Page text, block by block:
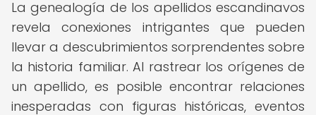
La genealogía de los apellidos escandinavos
revela conexiones intrigantes que pueden
llevar a descubrimientos sorprendentes sobre
la historia familiar. Al rastrear los orígenes de
un apellido, es posible encontrar relaciones
inesperadas con figuras históricas, eventos